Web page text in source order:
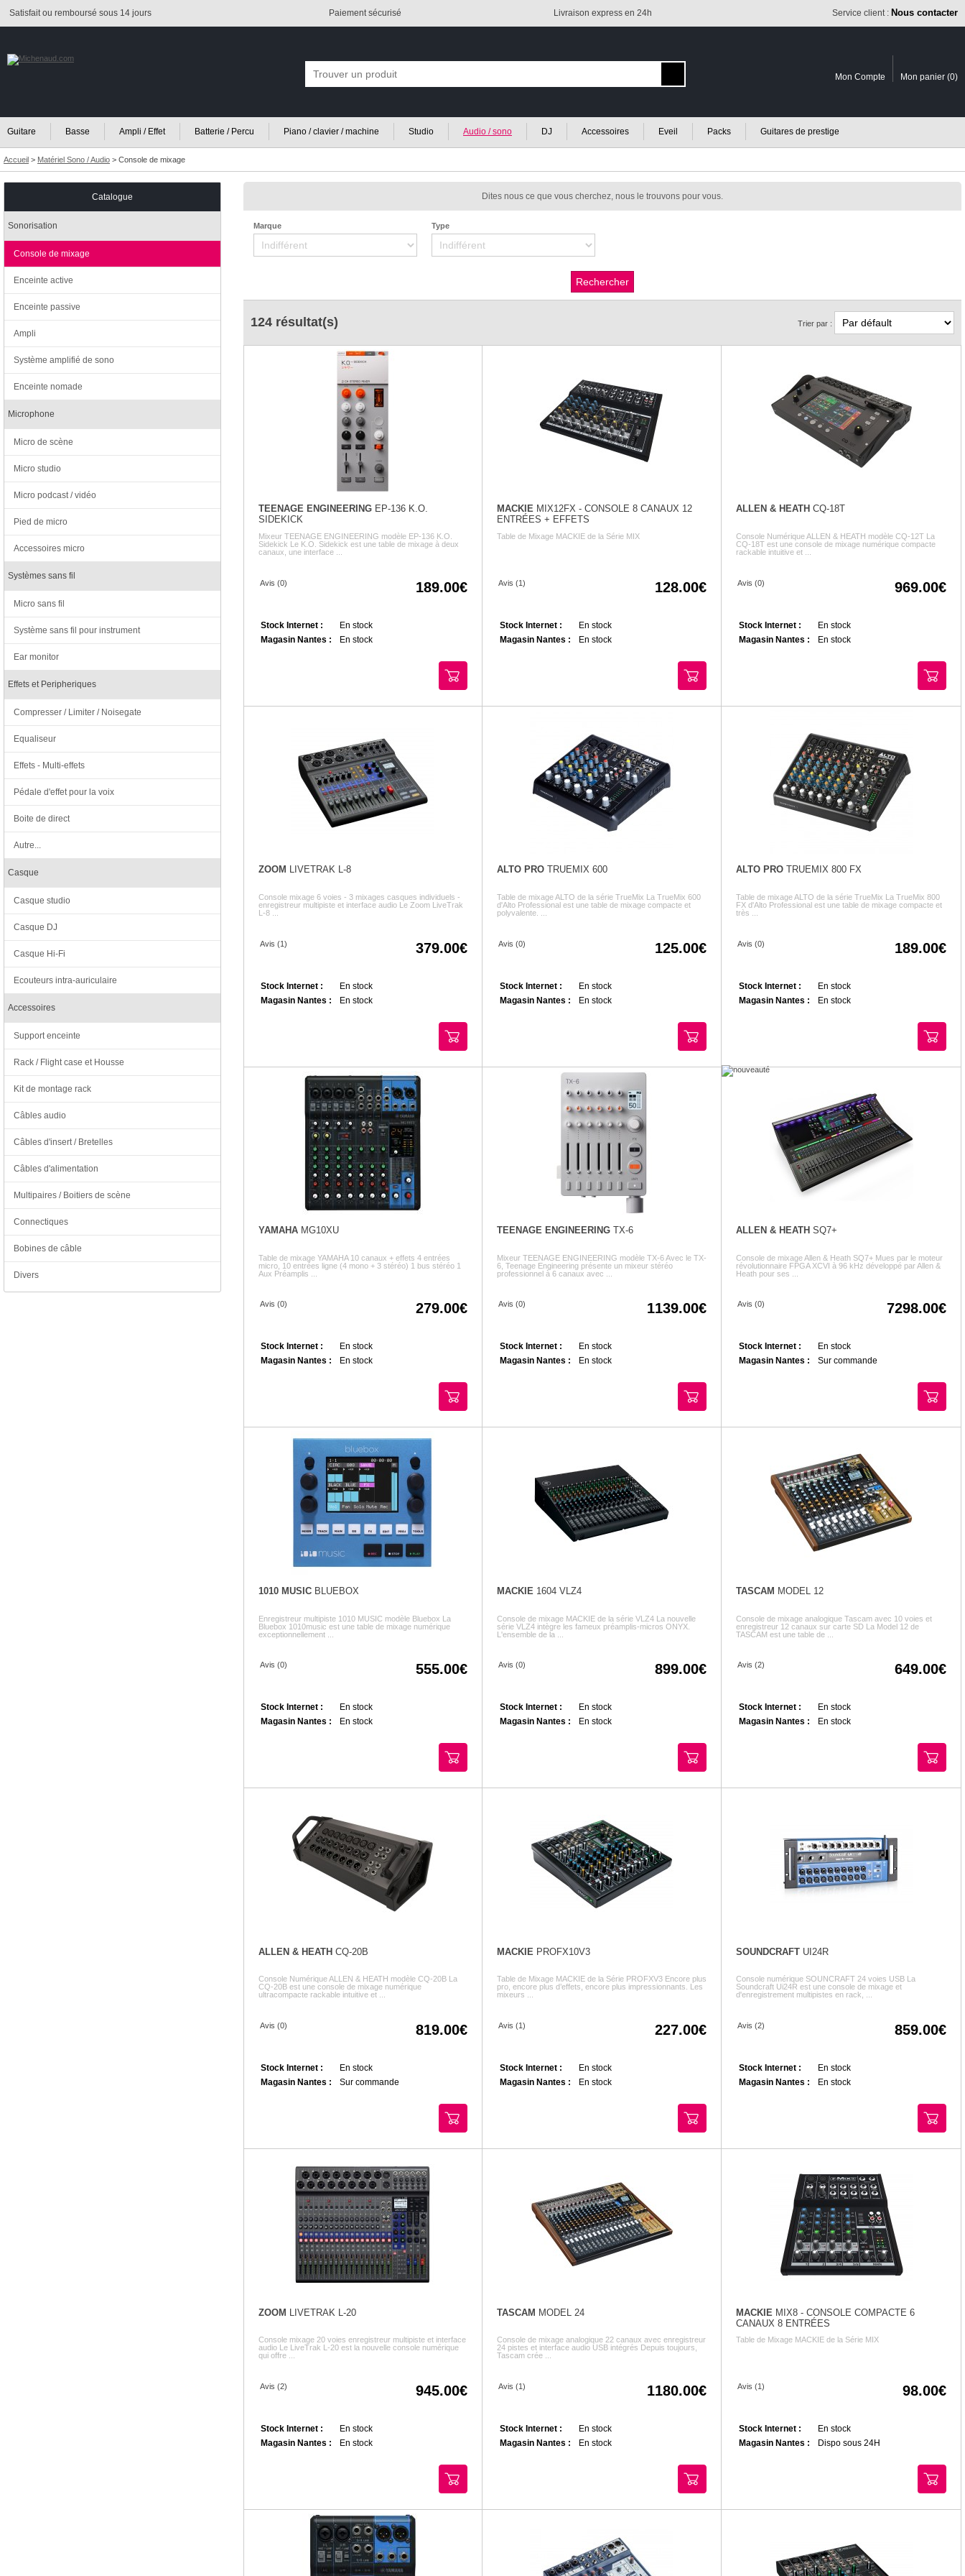
Satisfait ou remboursé sous 14 jours Paiement sécurisé Livraison express en 24h Service client : Nous contacter
Mon Compte Mon panier (0)
Guitare Basse Ampli / Effet Batterie / Percu Piano / clavier / machine Studio Audio / sono DJ Accessoires Eveil Packs Guitares de prestige
Accueil > Matériel Sono / Audio > Console de mixage
Dites nous ce que vous cherchez, nous le trouvons pour vous.
Marque Type
124 résultat(s) Trier par :
TEENAGE ENGINEERINGEP-136 K.O.
SIDEKICK
Mixeur TEENAGE ENGINEERING modèle EP-136 K.O.
Sidekick Le K.O. Sidekick est une table de mixage à deux
canaux, une interface ...
Avis (0) 189.00
Stock Internet :
En stock
Magasin Nantes :
En stock
MACKIEMIX12FX - CONSOLE 8 CANAUX 12
ENTRÉES + EFFETS
Table de Mixage MACKIE de la Série MIX
Avis (1) 128.00
Stock Internet :
En stock
Magasin Nantes :
En stock
ALLEN & HEATH CQ-18T
Console Numérique ALLEN & HEATH modèle CQ-12T La
CQ-18T est une console de mixage numérique compacte
rackable intuitive et ...
Avis (0) 969.00
Stock Internet :
En stock
Magasin Nantes :
En stock
ZOOM LIVETRAK L-8
Console mixage 6 voies - 3 mixages casques individuels -
enregistreur multipiste et interface audio Le Zoom LiveTrak
L-8 ...
Avis (1) 379.00
Stock Internet :
En stock
Magasin Nantes :
En stock
ALTO PROTRUEMIX 600
Table de mixage ALTO de la série TrueMix La TrueMix 600
d'Alto Professional est une table de mixage compacte et
polyvalente. ...
Avis (0) 125.00
Stock Internet :
En stock
Magasin Nantes :
En stock
ALTO PRO TRUEMIX 800 FX
Table de mixage ALTO de la série TrueMix La TrueMix 800
FX d'Alto Professional est une table de mixage compacte et
très ...
Avis (0) 189.00
Stock Internet :
En stock
Magasin Nantes :
En stock
YAMAHAMG10XU
Table de mixage YAMAHA 10 canaux + effets 4 entrées
micro, 10 entrées ligne (4 mono + 3 stéréo) 1 bus stéréo 1
Aux Préamplis ...
Avis (0) 279.00
Stock Internet :
En stock
Magasin Nantes :
En stock
TEENAGE ENGINEERINGTX-6
Mixeur TEENAGE ENGINEERING modèle TX-6 Avec le TX-
6, Teenage Engineering présente un mixeur stéréo
professionnel à 6 canaux avec ...
Avis (0) 1139.00
Stock Internet :
En stock
Magasin Nantes :
En stock
ALLEN & HEATH SQ7+
Console de mixage Allen & Heath SQ7+ Mues par le moteur
révolutionnaire FPGA XCVI à 96 kHz développé par Allen &
Heath pour ses ...
Avis (0) 7298.00
Stock Internet :
En stock
Magasin Nantes :
Sur commande
1010 MUSICBLUEBOX
Enregistreur multipiste 1010 MUSIC modèle Bluebox La
Bluebox 1010music est une table de mixage numérique
exceptionnellement ...
Avis (0) 555.00
Stock Internet :
En stock
Magasin Nantes :
En stock
MACKIE1604 VLZ4
Console de mixage MACKIE de la série VLZ4 La nouvelle
série VLZ4 intègre les fameux préamplis-micros ONYX.
L'ensemble de la ...
Avis (0) 899.00
Stock Internet :
En stock
Magasin Nantes :
En stock
TASCAM MODEL 12
Console de mixage analogique Tascam avec 10 voies et
enregistreur 12 canaux sur carte SD La Model 12 de
TASCAM est une table de ...
Avis (2) 649.00
Stock Internet :
En stock
Magasin Nantes :
En stock
ALLEN & HEATH CQ-20B
Console Numérique ALLEN & HEATH modèle CQ-20B La
CQ-20B est une console de mixage numérique
ultracompacte rackable intuitive et ...
Avis (0) 819.00
Stock Internet :
En stock
Magasin Nantes :
Sur commande
MACKIE PROFX10V3
Table de Mixage MACKIE de la Série PROFXV3 Encore plus
pro, encore plus d’effets, encore plus impressionnants. Les
mixeurs ...
Avis (1) 227.00
Stock Internet :
En stock
Magasin Nantes :
En stock
SOUNDCRAFT UI24R
Console numérique SOUNCRAFT 24 voies USB La
Soundcraft Ui24R est une console de mixage et
d'enregistrement multipistes en rack, ...
Avis (2) 859.00
Stock Internet :
En stock
Magasin Nantes :
En stock
ZOOM LIVETRAK L-20
Console mixage 20 voies enregistreur multipiste et interface
audio Le LiveTrak L-20 est la nouvelle console numérique
qui offre ...
Avis (2) 945.00
Stock Internet :
En stock
Magasin Nantes :
En stock
TASCAM MODEL 24
Console de mixage analogique 22 canaux avec enregistreur
24 pistes et interface audio USB intégrés Depuis toujours,
Tascam crée ...
Avis (1) 1180.00
Stock Internet :
En stock
Magasin Nantes :
En stock
MACKIE MIX8 - CONSOLE COMPACTE 6
CANAUX 8 ENTRÉES
Table de Mixage MACKIE de la Série MIX
Avis (1) 98.00
Stock Internet :
En stock
Magasin Nantes :
Dispo sous 24H
Catalogue
Sonorisation
Console de mixage
Enceinte active
Enceinte passive
Ampli
Système amplifié de sono
Enceinte nomade
Microphone
Micro de scène
Micro studio
Micro podcast / vidéo
Pied de micro
Accessoires micro
Systèmes sans fil
Micro sans fil
Système sans fil pour instrument
Ear monitor
Effets et Peripheriques
Compresser / Limiter / Noisegate
Equaliseur
Effets - Multi-effets
Pédale d'effet pour la voix
Boite de direct
Autre...
Casque
Casque studio
Casque DJ
Casque Hi-Fi
Ecouteurs intra-auriculaire
Accessoires
Support enceinte
Rack / Flight case et Housse
Kit de montage rack
Câbles audio
Câbles d'insert / Bretelles
Câbles d'alimentation
Multipaires / Boitiers de scène
Connectiques
Bobines de câble
Divers